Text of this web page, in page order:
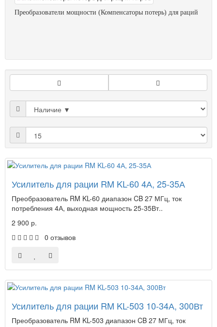
Преобразователи мощности (Компенсаторы потерь) для раций
Усилитель для рации RM KL-60 4А, 25-35А
Преобразователь RM KL-60 диапазон CB 27 МГц, ток
потребления 4А, выходная мощность 25-35Вт..
2 900 р.
0 отзывов
Усилитель для рации RM KL-503 10-34А, 300Вт
Преобразователь RM KL-503 диапазон CB 27 МГц, ток